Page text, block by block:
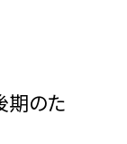
期のた